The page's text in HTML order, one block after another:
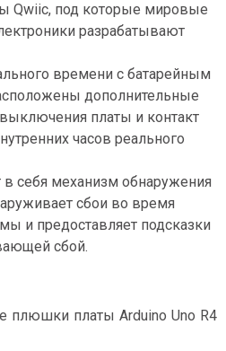
Qwiic, под которые мировые
разрабатывают
времени с батарейным
дополнительные
платы и контакт
часов реального
себя механизм обнаружения
сбои во время
и предоставляет подсказки
сбой.
плюшки платы Arduino Uno R4